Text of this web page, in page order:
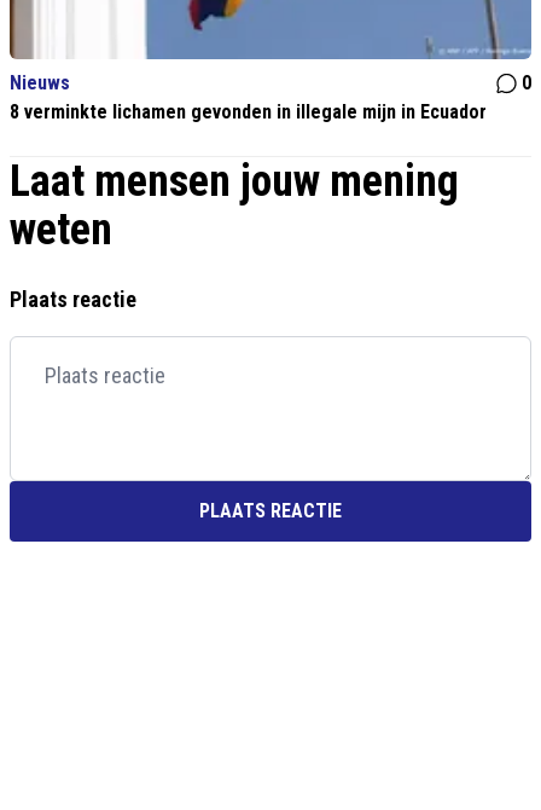
Nieuws
0
8 verminkte lichamen gevonden in illegale mijn in Ecuador
Laat mensen jouw mening
weten
Plaats reactie
PLAATS REACTIE